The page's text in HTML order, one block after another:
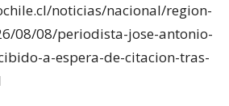
noticias/nacional/region-
08/08/periodista-jose-antonio-
a-espera-de-citacion-tras-